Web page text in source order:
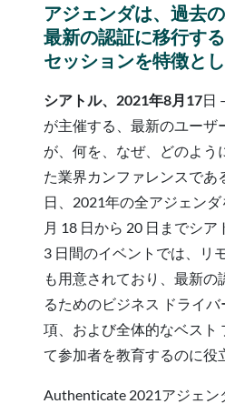
アジェンダは、過去
最新の認証に移行す
セッションを特徴と
シアトル、2021年8月17日
が主催する、最新のユーザ
が、何を、なぜ、どのよう
た業界カンファレンスであ
日、2021年の全アジェン
月 18 日から 20 日までシ
3 日間のイベントでは、リ
も用意されており、最新の
るためのビジネス ドライ
項、および全体的なベスト
て参加者を教育するのに役
Authenticate 2021アジェン